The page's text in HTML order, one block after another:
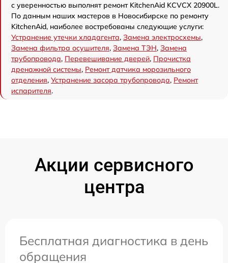
с уверенностью выполнят ремонт KitchenAid KCVCX 20900L.
По данным наших мастеров в Новосибирске по ремонту
KitchenAid, наиболее востребованы следующие услуги:
Устранение утечки хладагента, Замена электросхемы,
Замена фильтра осушителя, Замена ТЭН, Замена
трубопровода, Перевешивание дверей, Прочистка
дренажной системы, Ремонт датчика морозильного
отделения, Устранение засора трубопровода, Ремонт
испарителя.
Акции сервисного
центра
Бесплатная диагностика в день
обращения